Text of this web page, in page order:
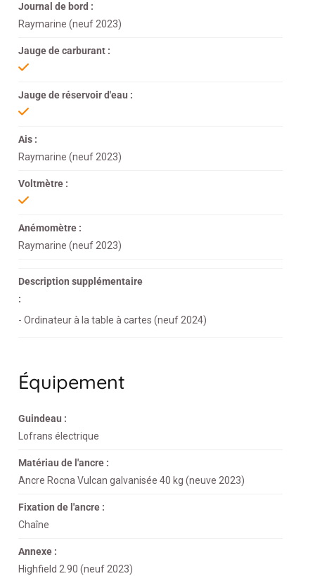
Journal de bord :
Raymarine (neuf 2023)
Jauge de carburant :
Jauge de réservoir d'eau :
Ais :
Raymarine (neuf 2023)
Voltmètre :
Anémomètre :
Raymarine (neuf 2023)
Description supplémentaire
:
- Ordinateur à la table à cartes (neuf 2024)
Équipement
Guindeau :
Lofrans électrique
Matériau de l'ancre :
Ancre Rocna Vulcan galvanisée 40 kg (neuve 2023)
Fixation de l'ancre :
Chaîne
Annexe :
Highfield 2.90 (neuf 2023)